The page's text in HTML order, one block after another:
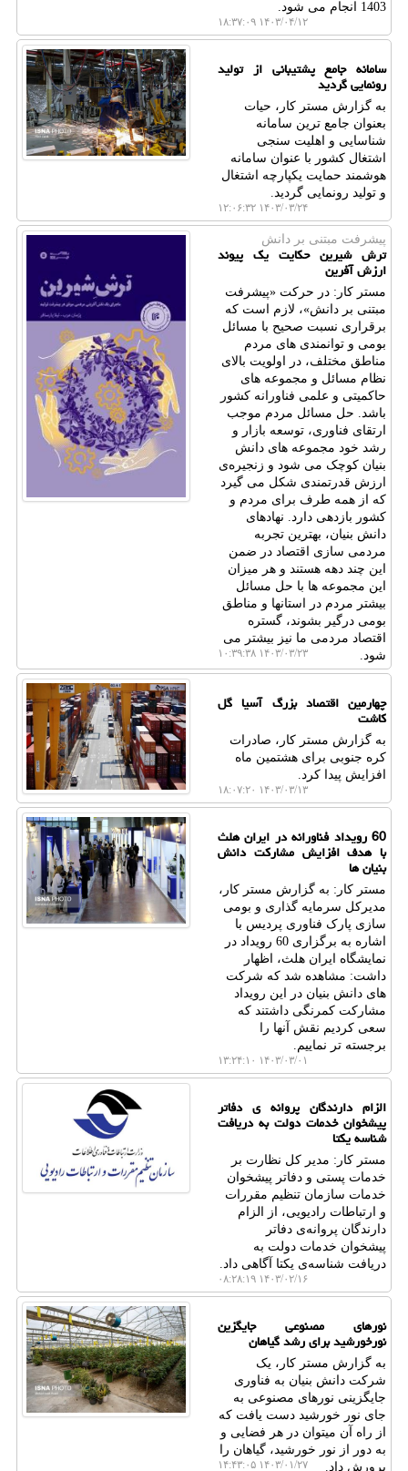
1403 انجام می شود.
۱۴۰۳/۰۴/۱۲ ۱۸:۳۷:۰۹
سامانه جامع پشتیبانی از تولید
رونمایی گردید
به گزارش مستر کار، حیات
بعنوان جامع ترین سامانه
شناسایی و اهلیت سنجی
اشتغال کشور با عنوان سامانه
هوشمند حمایت یکپارچه اشتغال
و تولید رونمایی گردید.
۱۴۰۳/۰۳/۲۴ ۱۲:۰۶:۳۲
پیشرفت مبتنی بر دانش
ترش شیرین حکایت یک پیوند
ارزش آفرین
مستر کار: در حرکت «پیشرفت
مبتنی بر دانش»، لازم است که
برقراری نسبت صحیح با مسائل
بومی و توانمندی های مردم
مناطق مختلف، در اولویت بالای
نظام مسائل و مجموعه های
حاکمیتی و علمی فناورانه کشور
باشد. حل مسائل مردم موجب
ارتقای فناوری، توسعه بازار و
رشد خود مجموعه های دانش
بنیان کوچک می شود و زنجیره‌ی
ارزش قدرتمندی شکل می گیرد
که از همه طرف برای مردم و
کشور بازدهی دارد. نهادهای
دانش بنیان، بهترین تجربه
مردمی سازی اقتصاد در ضمن
این چند دهه هستند و هر میزان
این مجموعه ها با حل مسائل
بیشتر مردم در استانها و مناطق
بومی درگیر بشوند، گستره
اقتصاد مردمی ما نیز بیشتر می
شود.
۱۴۰۳/۰۳/۲۳ ۱۰:۳۹:۳۸
چهارمین اقتصاد بزرگ آسیا گل
کاشت
به گزارش مستر کار، صادرات
کره جنوبی برای هشتمین ماه
افزایش پیدا کرد.
۱۴۰۳/۰۳/۱۳ ۱۸:۰۷:۲۰
60 رویداد فناورانه در ایران هلث
با هدف افزایش مشارکت دانش
بنیان ها
مستر کار: به گزارش مستر کار،
مدیرکل سرمایه گذاری و بومی
سازی پارک فناوری پردیس با
اشاره به برگزاری 60 رویداد در
نمایشگاه ایران هلث، اظهار
داشت: مشاهده شد که شرکت
های دانش بنیان در این رویداد
مشارکت کمرنگی داشتند که
سعی کردیم نقش آنها را
برجسته تر نماییم.
۱۴۰۳/۰۳/۰۱ ۱۳:۲۴:۱۰
الزام دارندگان پروانه ی دفاتر
پیشخوان خدمات دولت به دریافت
شناسه یکتا
مستر کار: مدیر کل نظارت بر
خدمات پستی و دفاتر پیشخوان
خدمات سازمان تنظیم مقررات
و ارتباطات رادیویی، از الزام
دارندگان پروانه‌ی دفاتر
پیشخوان خدمات دولت به
دریافت شناسه‌ی یکتا آگاهی داد.
۱۴۰۳/۰۲/۱۶ ۰۸:۲۸:۱۹
نورهای مصنوعی جایگزین
نورخورشید برای رشد گیاهان
به گزارش مستر کار، یک
شرکت دانش بنیان به فناوری
جایگزینی نورهای مصنوعی به
جای نور خورشید دست یافت که
از راه آن میتوان در هر فضایی و
به دور از نور خورشید، گیاهان را
پرورش داد.
۱۴۰۳/۰۱/۲۷ ۱۴:۴۳:۰۵